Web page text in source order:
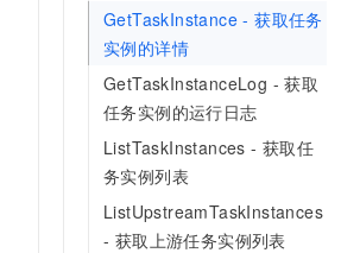
GetTaskInstance - 获取任务
实例的详情
GetTaskInstanceLog - 获取
任务实例的运行日志
ListTaskInstances - 获取任
务实例列表
ListUpstreamTaskInstances
- 获取上游任务实例列表